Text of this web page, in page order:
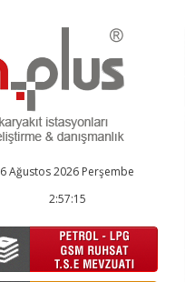
6 Ağustos 2026 Perşembe
2:57:16